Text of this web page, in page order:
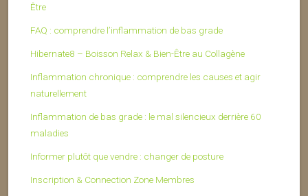
Être
FAQ : comprendre l’inflammation de bas grade
Hibernate8 – Boisson Relax & Bien-Être au Collagène
Inflammation chronique : comprendre les causes et agir
naturellement
Inflammation de bas grade : le mal silencieux derrière 60
maladies
Informer plutôt que vendre : changer de posture
Inscription & Connection Zone Membres